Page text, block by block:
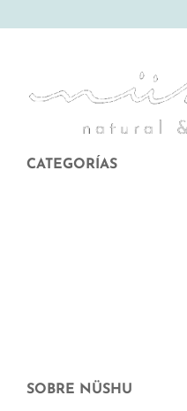
CATEGORÍAS
SOBRE NÜSHU